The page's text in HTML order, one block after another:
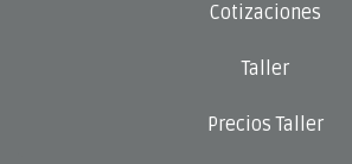
Cotizaciones
Taller
Precios Taller